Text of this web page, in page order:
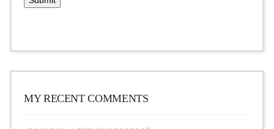
MY RECENT COMMENTS